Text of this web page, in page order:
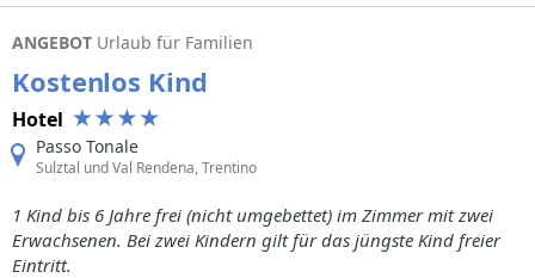
ANGEBOT Urlaub für Familien
Kostenlos Kind
Hotel
Passo Tonale
Sulztal und Val Rendena, Trentino
1 Kind bis 6 Jahre frei (nicht umgebettet) im Zimmer mit zwei
Erwachsenen. Bei zwei Kindern gilt für das jüngste Kind freier
Eintritt.